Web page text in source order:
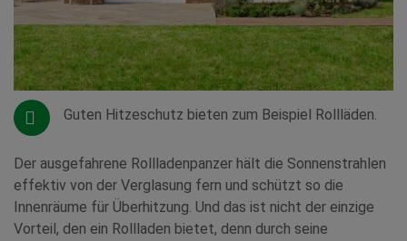
Guten Hitzeschutz bieten zum Beispiel Rollläden.
Der ausgefahrene Rollladenpanzer hält die Sonnenstrahlen
effektiv von der Verglasung fern und schützt so die
Innenräume für Überhitzung. Und das ist nicht der einzige
Vorteil, den ein Rollladen bietet, denn durch seine